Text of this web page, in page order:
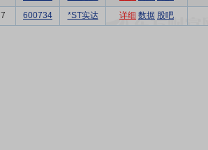
7
600734 *ST实达 详细 数据 股吧